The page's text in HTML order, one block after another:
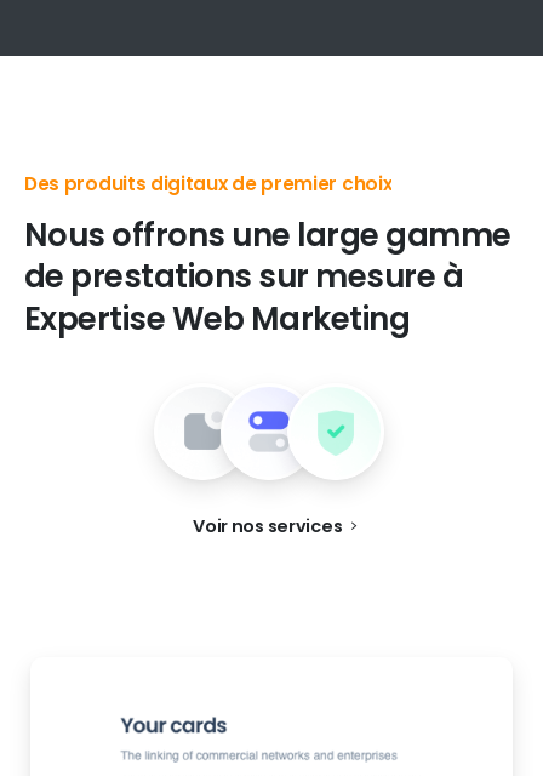
Des produits digitaux de premier choix
Nousoffrons une largegamme
de prestationssur mesureà
ExpertiseWeb Marketing
Voir nos services